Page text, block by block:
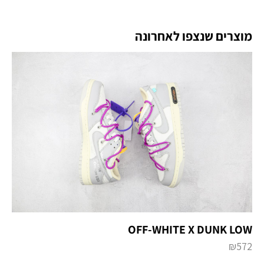
מוצרים שנצפו לאחרונה
OFF-WHITE X DUNK LOW
₪572